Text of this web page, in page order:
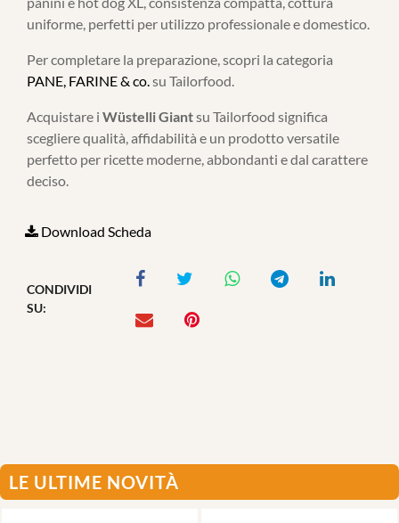
uniforme, perfetti per utilizzo professionale e domestico.
Per completare la preparazione, scopri la categoria
PANE, FARINE & co.su Tailorfood.
Acquistare i Wüstelli Giantsu Tailorfood significa
scegliere qualità, affidabilità e un prodotto versatile
perfetto per ricette moderne, abbondanti e dal carattere
deciso.
Download Scheda
CONDIVIDI
SU:
LE ULTIME NOVITÀ